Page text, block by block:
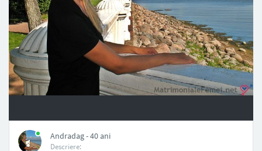
Andradag - 40 ani
Descriere: